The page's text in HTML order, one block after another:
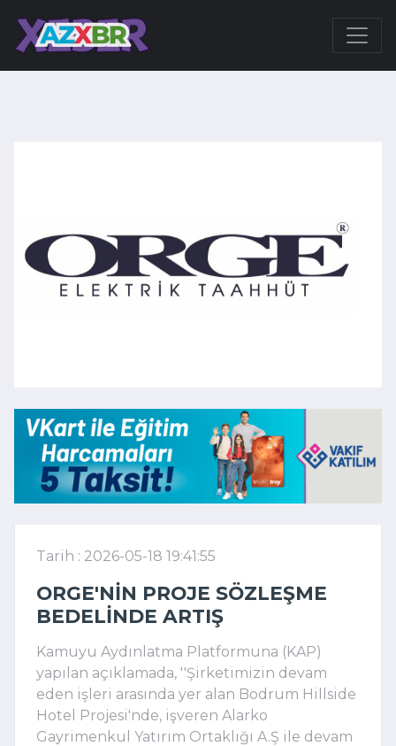
Tarih : 2026-05-18 19:41:55
ORGE'NIN PROJE SÖZLEŞME
BEDELINDE ARTIŞ
Kamuyu Aydınlatma Platformuna (KAP)
yapılan açıklamada, ''Şirketimizin devam
eden işleri arasında yer alan Bodrum Hillside
Hotel Projesi'nde, işveren Alarko
Gayrimenkul Yatırım Ortaklığı A.Ş ile devam